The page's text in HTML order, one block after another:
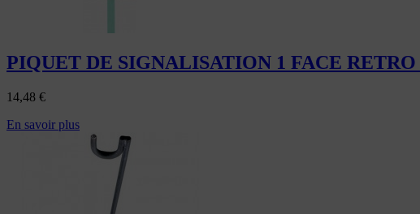
PIQUET DE SIGNALISATION 1 FACE
14,48 €
En savoir plus